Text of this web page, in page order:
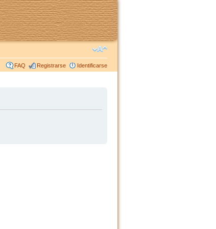
FAQ Registrarse Identificarse